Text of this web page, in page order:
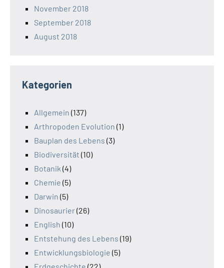
November 2018
September 2018
August 2018
Kategorien
Allgemein (137)
Arthropoden Evolution (1)
Bauplan des Lebens (3)
Biodiversität (10)
Botanik (4)
Chemie (5)
Darwin (5)
Dinosaurier(26)
English (10)
Entstehung des Lebens (19)
Entwicklungsbiologie (5)